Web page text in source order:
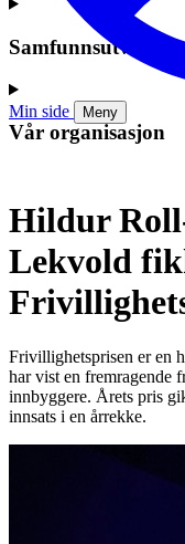
Min side Meny
Samfunnsutvikling
Vår organisasjon
Hildur
Lekvold
Frivillighetsprisen er en
har vist en fremragende
innbyggere. Årets pris
innsats i en årrekke.